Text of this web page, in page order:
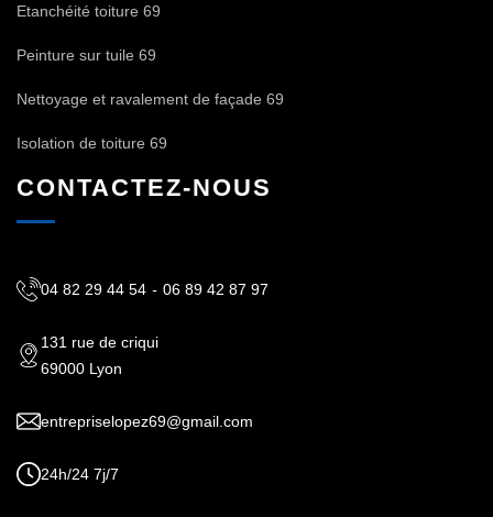
Etanchéité toiture 69
Peinture sur tuile 69
Nettoyage et ravalement de façade 69
Isolation de toiture 69
CONTACTEZ-NOUS
04 82 29 44 54 - 06 89 42 87 97
131 rue de criqui
69000 Lyon
entrepriselopez69@gmail.com
24h/24 7j/7